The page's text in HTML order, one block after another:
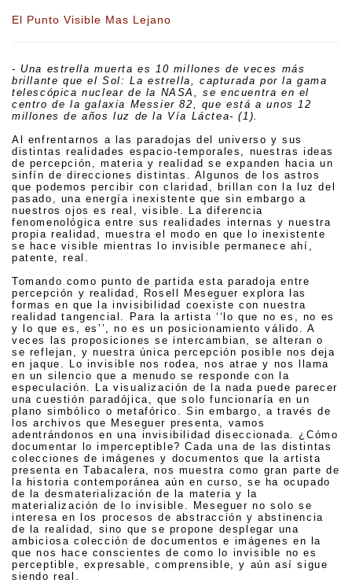
El Punto Visible Mas Lejano
- Una estrella muerta es 10 millones de veces más
brillante que el Sol: La estrella, capturada por la gama
telescópica nuclear de la NASA, se encuentra en el
centro de la galaxia Messier 82, que está a unos 12
millones de años luz de la Vía Láctea- (1).
Al enfrentarnos a las paradojas del universo y sus
distintas realidades espacio-temporales, nuestras ideas
de percepción, materia y realidad se expanden hacia un
sinfín de direcciones distintas. Algunos de los astros
que podemos percibir con claridad, brillan con la luz del
pasado, una energía inexistente que sin embargo a
nuestros ojos es real, visible. La diferencia
fenomenológica entre sus realidades internas y nuestra
propia realidad, muestra el modo en que lo inexistente
se hace visible mientras lo invisible permanece ahí,
patente, real.
Tomando como punto de partida esta paradoja entre
percepción y realidad, Rosell Meseguer explora las
formas en que la invisibilidad coexiste con nuestra
realidad tangencial. Para la artista ‘‘lo que no es, no es
y lo que es, es’’, no es un posicionamiento válido. A
veces las proposiciones se intercambian, se alteran o
se reflejan, y nuestra única percepción posible nos deja
en jaque. Lo invisible nos rodea, nos atrae y nos llama
en un silencio que a menudo se responde con la
especulación. La visualización de la nada puede parecer
una cuestión paradójica, que solo funcionaría en un
plano simbólico o metafórico. Sin embargo, a través de
los archivos que Meseguer presenta, vamos
adentrándonos en una invisibilidad diseccionada. ¿Cómo
documentar lo imperceptible? Cada una de las distintas
colecciones de imágenes y documentos que la artista
presenta en Tabacalera, nos muestra como gran parte de
la historia contemporánea aún en curso, se ha ocupado
de la desmaterialización de la materia y la
materialización de lo invisible. Meseguer no solo se
interesa en los procesos de abstracción y abstinencia
de la realidad, sino que se propone desplegar una
ambiciosa colección de documentos e imágenes en la
que nos hace conscientes de como lo invisible no es
perceptible, expresable, comprensible, y aún así sigue
siendo real.